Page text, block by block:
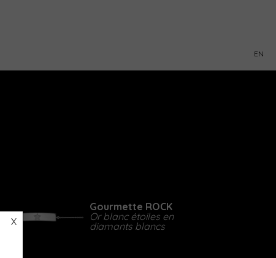
EN
Gourmette ROCK
Or blanc étoiles en
diamants blancs
X